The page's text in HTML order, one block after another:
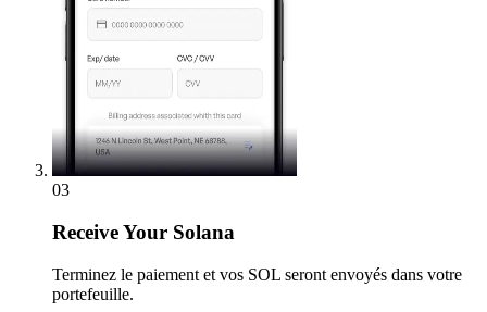
03
ReceiveYour Solana
Terminez le paiement et vos SOL seront envoyés dans votre
portefeuille.